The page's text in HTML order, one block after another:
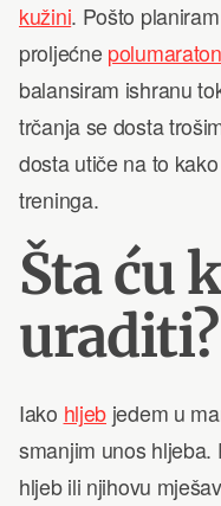
kužini. Pošto
proljećne
balansiram ishranu
trčanja se dosta
dosta utiče na to
treninga.
Šta ću
uraditi?
Iako hljeb jedem u
smanjim unos hljeba.
hljeb ili njihovu